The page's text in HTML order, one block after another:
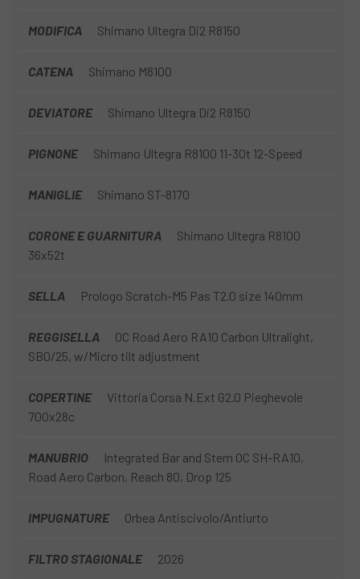
MODIFICA Shimano Ultegra Di2 R8150
CATENA Shimano M8100
DEVIATORE Shimano Ultegra Di2 R8150
PIGNONE Shimano Ultegra R8100 11-30t 12-Speed
MANIGLIE Shimano ST-8170
CORONE E GUARNITURA
Shimano Ultegra R8100
36x52t
SELLA Prologo Scratch-M5 Pas T2.0 size 140mm
REGGISELLA
OC Road Aero RA10 Carbon Ultralight,
SB0/25, w/Micro tilt adjustment
COPERTINE
Vittoria Corsa N.Ext G2.0 Pieghevole
700x28c
MANUBRIO
Integrated Bar and Stem OC SH-RA10,
Road Aero Carbon, Reach 80, Drop 125
IMPUGNATURE Orbea Antiscivolo/Antiurto
FILTRO STAGIONALE 2026